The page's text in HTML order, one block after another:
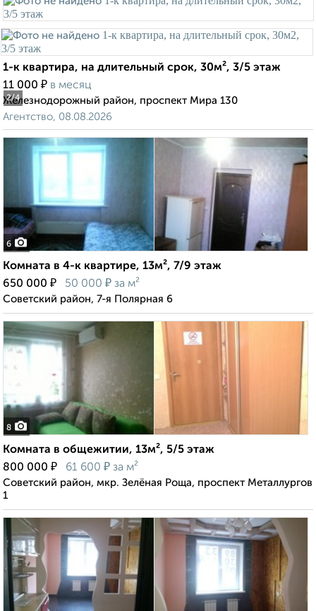
2/4
1-к квартира, на длительный срок, 30м², 3/5 этаж
11 000 ₽ в месяц
Железнодорожный район, проспект Мира 130
Агентство, 08.08.2026
6
Комната в 4-к квартире, 13м², 7/9 этаж
650 000 ₽ 50 000 ₽ за м²
Советский район, 7-я Полярная 6
8
Комната в общежитии, 13м², 5/5 этаж
800 000 ₽ 61 600 ₽ за м²
Советский район, мкр. Зелёная Роща, проспект Металлургов
1